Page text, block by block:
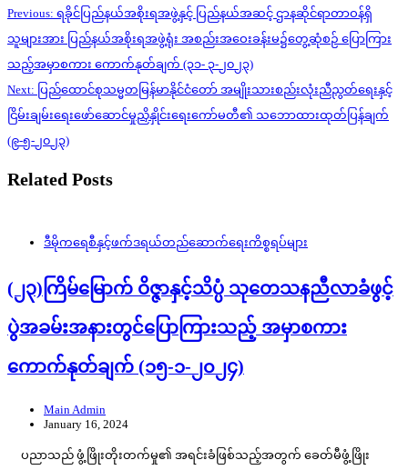
Post
navigation
Previous: ရခိုင်ပြည်နယ်အစိုးရအဖွဲ့နှင့် ပြည်နယ်အဆင့် ဌာနဆိုင်ရာတာဝန်ရှိ
သူများအား ပြည်နယ်အစိုးရအဖွဲ့ရုံး အစည်းအဝေးခန်းမ၌တွေ့ဆုံစဉ် ပြောကြား
သည့်အမှာစကား ကောက်နုတ်ချက် (၃၁- ၃-၂၀၂၃)
Next: ပြည်ထောင်စုသမ္မတမြန်မာနိုင်ငံတော် အမျိုးသားစည်းလုံးညီညွတ်ရေးနှင့်
ငြိမ်းချမ်းရေးဖော်ဆောင်မှုညှိနှိုင်းရေးကော်မတီ၏ သဘောထားထုတ်ပြန်ချက်
(၉-၅-၂၀၂၃)
Related Posts
ဒီမိုကရေစီနှင့်ဖက်ဒရယ်တည်ဆောက်‌ရေးကိစ္စရပ်များ
(၂၃)ကြိမ်မြောက် ဝိဇ္ဇာနှင့်သိပ္ပံ သုတေသနညီလာခံဖွင့်
ပွဲအခမ်းအနားတွင်ပြောကြားသည့် အမှာစကား
ကောက်နုတ်ချက် (၁၅-၁-၂၀၂၄)
Main Admin
January 16, 2024
ပညာသည် ဖွံ့ဖြိုးတိုးတက်မှု၏ အရင်းခံဖြစ်သည့်အတွက် ခေတ်မီဖွံ့ဖြိုး